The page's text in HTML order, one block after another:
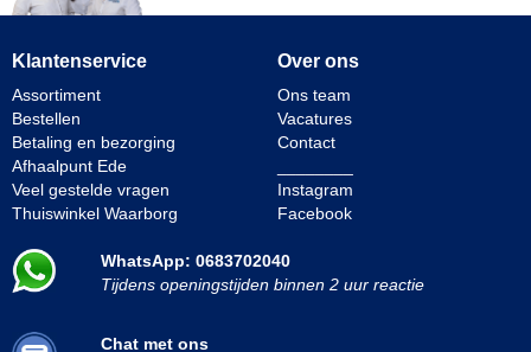
Klantenservice
Assortiment
Bestellen
Betaling en bezorging
Afhaalpunt Ede
Veel gestelde vragen
Thuiswinkel Waarborg
Over ons
Ons team
Vacatures
Contact
Instagram
Facebook
WhatsApp: 0683702040
Tijdens openingstijden binnen 2 uur reactie
Chat met ons